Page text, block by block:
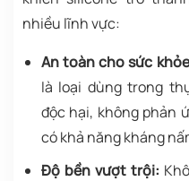
nhiều lĩnh vực:
An toàn cho sức
là loại dùng trong
độc hại, không phản
có khả năng kháng
Độ bền vượt trội: